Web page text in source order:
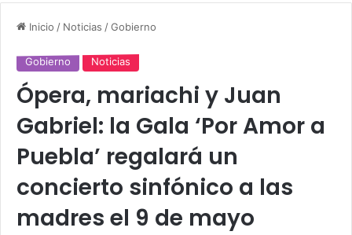
Inicio / Noticias /Gobierno
Gobierno Noticias
Ópera, mariachi y Juan
Gabriel: la Gala ‘Por Amor a
Puebla’ regalará un
concierto sinfónico a las
madres el 9 de mayo